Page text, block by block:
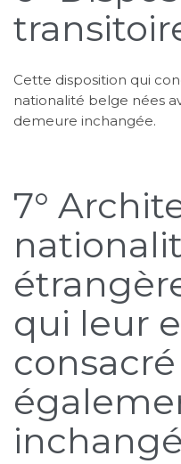
Cette disposition qui
nationalité belge nées
demeure inchangée.
7°
qui leur